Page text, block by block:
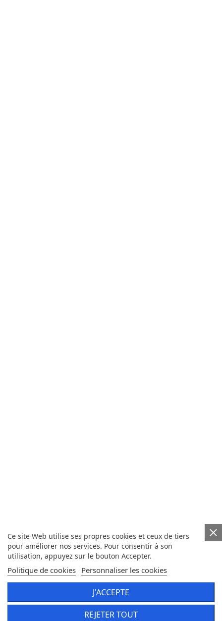
Ce site Web utilise ses propres cookies et ceux de tiers
pour améliorer nos services. Pour consentir à son
utilisation, appuyez sur le bouton Accepter.
Politique de cookies Personnaliser les cookies
REJETER TOUT
J'ACCEPTE